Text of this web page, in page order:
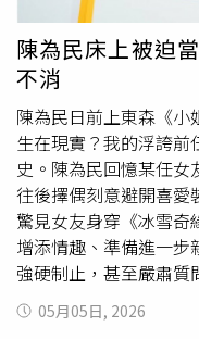
是在觀光旺季期間，
顯著提高。
陳為民床上被迫
不消
陳為民日前上東森《
生在現實？我的浮誇
史。陳為民回憶某任
往後擇偶刻意避開喜愛
驚見女友身穿《冰雪
增添情趣、準備進一
強硬制止，甚至嚴肅質
嗎？」隨後更冷傲下
無奈表示，這段戀情
05月05日, 2026